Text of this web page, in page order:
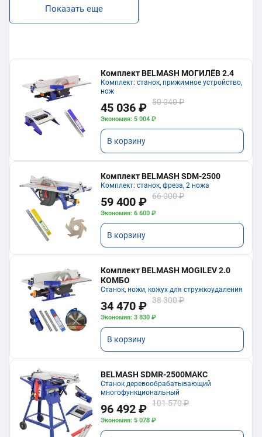
Показать еще
Комплект BELMASH МОГИЛЁВ 2.4
Комплект: станок, прижимное устройство,
нож
45 036 ₽ 50 040 ₽
Экономия: 5 004 ₽
В корзину
Комплект BELMASH SDM-2500
Комплект: станок, фреза, 2 ножа
59 400 ₽ 66 000 ₽
Экономия: 6 600 ₽
В корзину
Комплект BELMASH MOGILEV 2.0
КОМБО
Станок, ножи, кожух для стружкоудаления
34 470 ₽ 38 300 ₽
Экономия: 3 830 ₽
В корзину
BELMASH SDMR-2500МАКС
Станок деревообрабатывающий
многофункциональный
96 492 ₽ 101 570 ₽
Экономия: 5 078 ₽